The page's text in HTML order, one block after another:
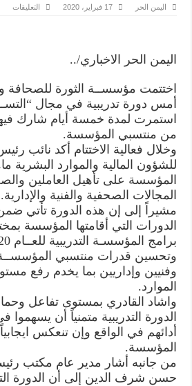
اليمن الحر 17 فبراير، 2020 التعليقات
اليمن الحر الاخباري/..
اختتمت مؤسســة الثورة للصحافة
أمس دورة تدريبية في مجال
من منتسبي المؤسسة.
وخلال فعالية الاختتام أكد نائب
للشؤون المالية والموارد
المؤسسة على تأهيل العاملين
المجالات الصحفية والفنية والإدارية.
مشيراً إلى إن هذه الدورة تأتي
الدورات التي أقامتها المؤسسة
وتحسين قدرات منتسبي
وفنيين وإداريين بما يخدم رفع
الموارد.
واشاد القادري بمستوى تفاعل
الدورة التدريبية متمنياً أن
أدائهم في الواقع وإن تنعكس
المؤسسة.
من جانبه أشار مدير عام مكتب
حسن شرف الدين إلى أن الدورة